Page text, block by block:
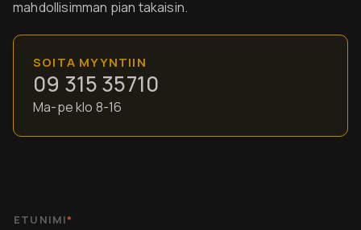
mahdollisimman pian takaisin.
SOITA MYYNTIIN
09 315 35710
Ma-pe klo 8-16
ETUNIMI*